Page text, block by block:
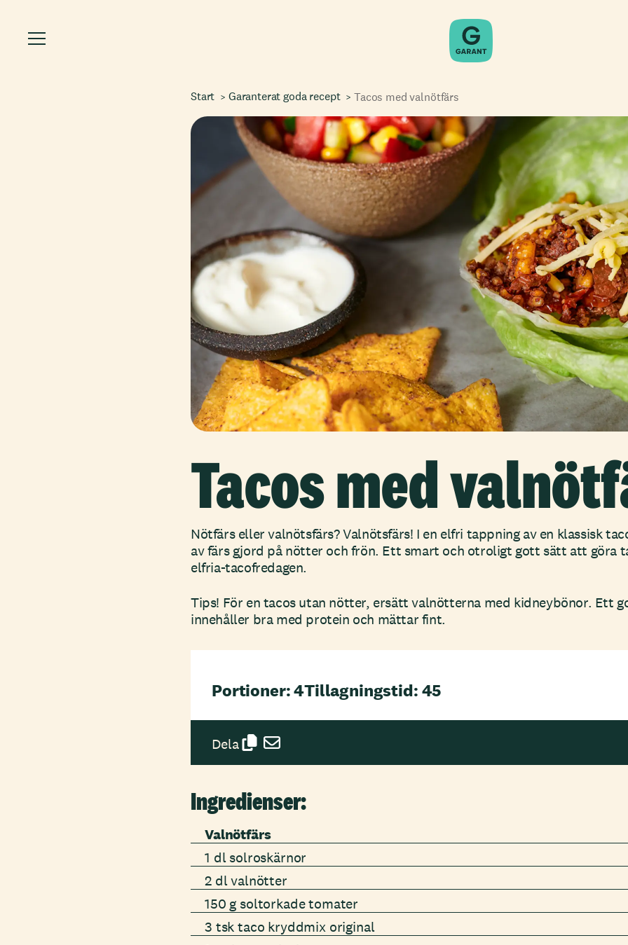
Start Garanterat goda recept Tacos med valnötfärs
Tacos med
Nötfärs eller valnötsfärs? Valnötsfärs! I en elfri tappning av en klassisk
av färs gjord på nötter och frön. Ett smart och otroligt gott sätt att göra
elfria-tacofredagen.
Tips! För en tacos utan nötter, ersätt valnötterna med kidneybönor. Ett
innehåller bra med protein och mättar fint.
Portioner: 4Tillagningstid: 45
Dela
Ingredienser:
Valnötfärs
1 dl solroskärnor
2 dl valnötter
150 g soltorkade tomater
3 tsk taco kryddmix original